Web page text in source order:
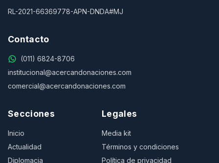
RL-2021-66369778-APN-DNDA#MJ
Contacto
(011) 6824-8706
institucional@acercandonaciones.com
comercial@acercandonaciones.com
Secciones
Inicio
Actualidad
Diplomacia
Legales
Media kit
Términos y condiciones
Política de privacidad